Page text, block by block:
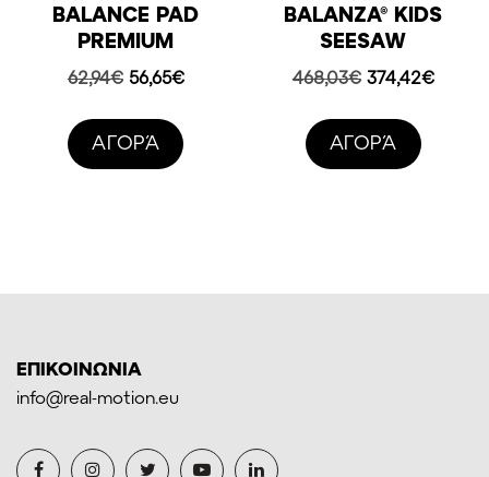
BALANCE PAD
PREMIUM
62,94€ Original
was:
62,94€.
56,65€Η
είναι:
AΓΟΡΆ
BALANZA® KIDS
SEESAW
468,03€ Original
was:
468,03€.
374,42€Η
AΓΟΡΆ
ΕΠΙΚΟΙΝΩΝΙΑ
info@real-motion.eu